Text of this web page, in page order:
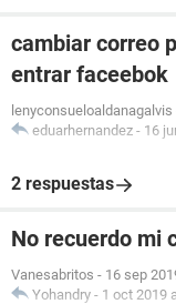
cambiar correo
entrar faceebok
lenyconsueloaldanagalvis
eduarhernandez - 16
2 respuestas
No recuerdo mi
Vanesabritos - 16 sep
Yohandry - 1 oct 2019